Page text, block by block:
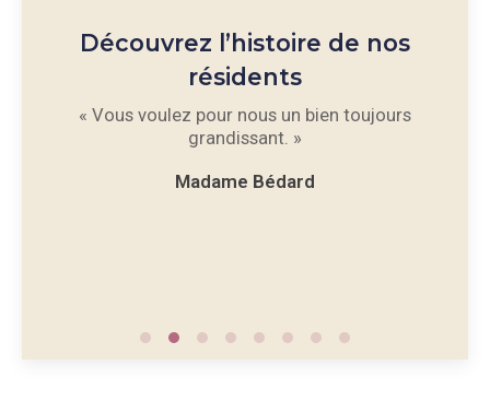
Découvrez l’histoire de nos
résidents
« Vous voulez pour nous un bien toujours
grandissant. »
Madame Bédard